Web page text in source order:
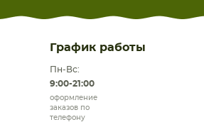
График работы
Пн-Вс:
9:00-21:00
оформление
заказов по
телефону